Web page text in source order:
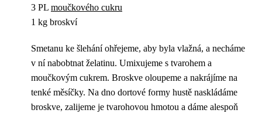
3 PL moučkového cukru
1 kg broskví
Smetanu ke šlehání ohřejeme, aby byla vlažná, a necháme
v ní nabobtnat želatinu. Umixujeme s tvarohem a
moučkovým cukrem. Broskve oloupeme a nakrájíme na
tenké měsíčky. Na dno dortové formy hustě naskládáme
broskve, zalijeme je tvarohovou hmotou a dáme alespoň